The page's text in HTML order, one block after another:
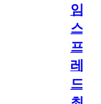
임
스
프
레
드]